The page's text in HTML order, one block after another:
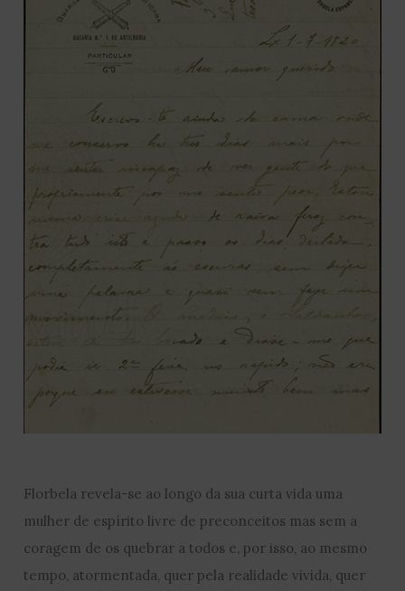
Florbela revela-se ao longo da sua curta vida uma
mulher de espírito livre de preconceitos mas sem a
coragem de os quebrar a todos e, por isso, ao mesmo
tempo, atormentada, quer pela realidade vivida, quer